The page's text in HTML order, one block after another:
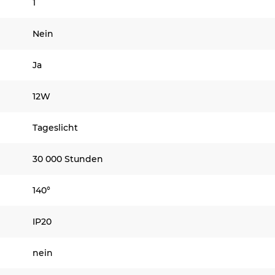
1
Nein
Ja
12W
Tageslicht
30 000 Stunden
140°
IP20
nein